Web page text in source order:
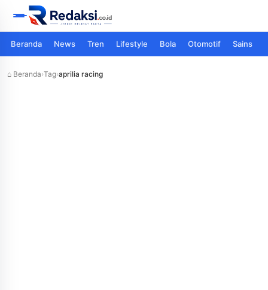
Beranda News Tren Lifestyle Bola Otomotif Sains
⌂ Beranda›Tag›aprilia racing